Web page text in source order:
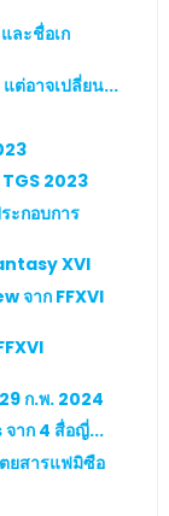
ละชื่อเก
ต่อาจเปลี่ยน...
2023
ะกอบการ
XVI
จาก FFXVI
ก.พ. 2024
าก 4 สื่อญี่...
ยสารแฟมิซือ